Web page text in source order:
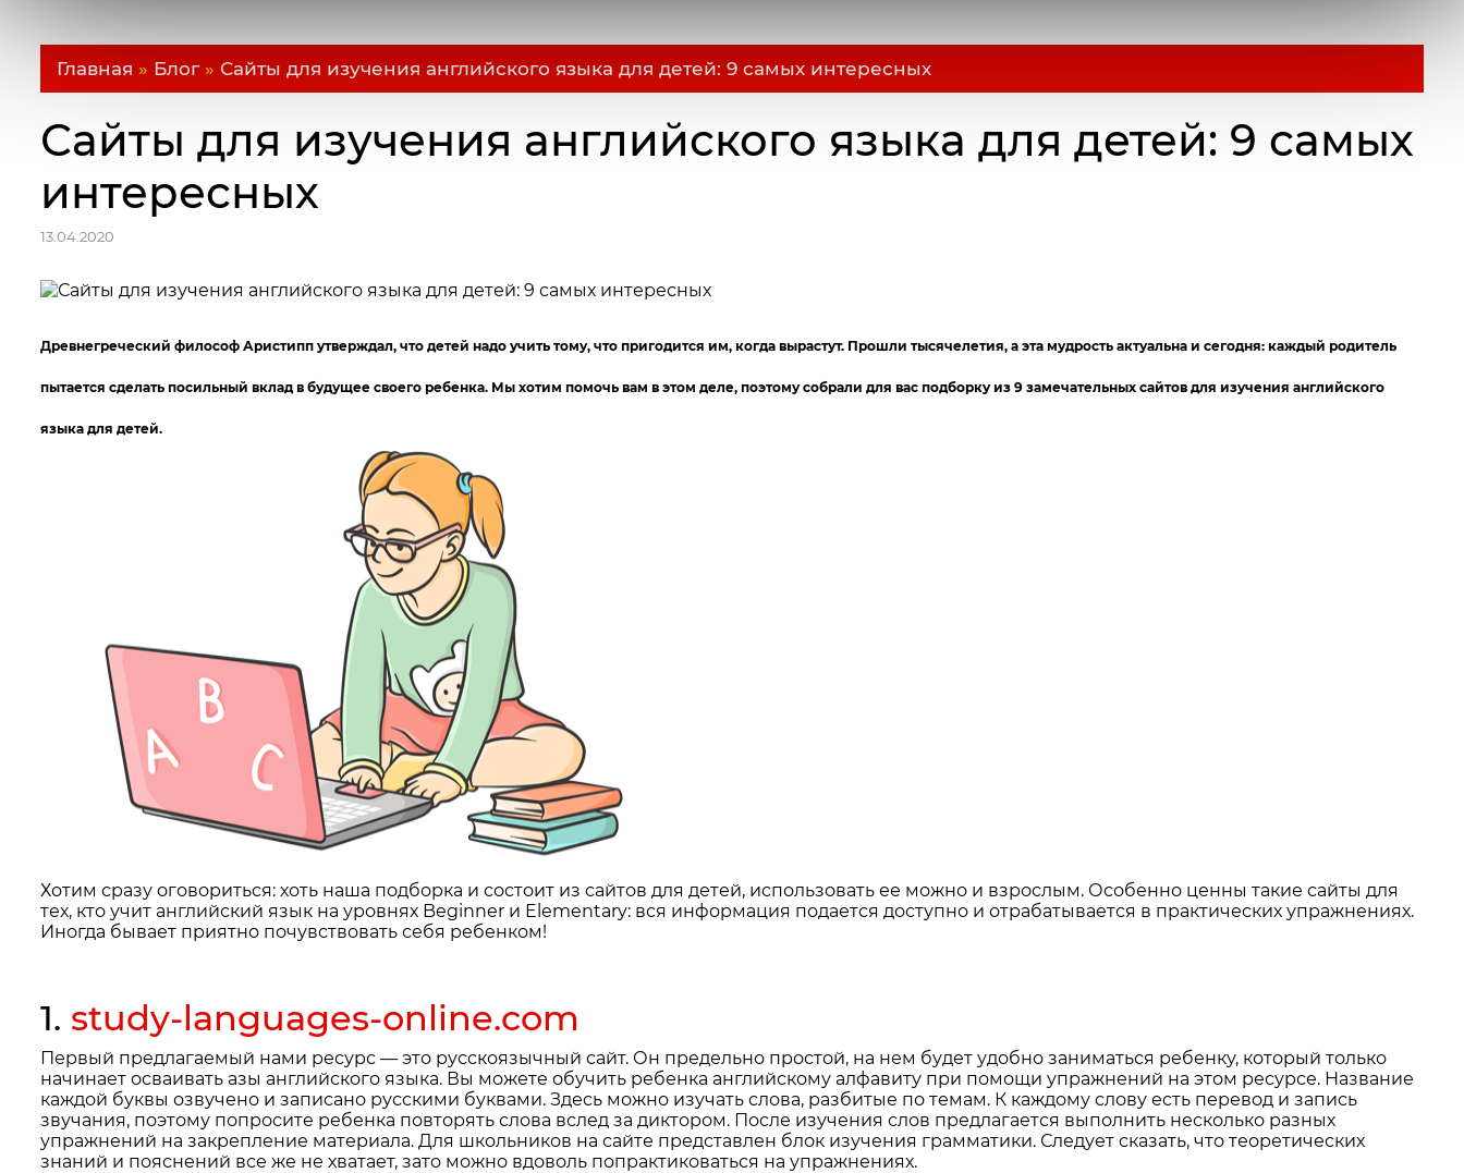
Главная » Блог» Сайты для изучения английского языка для детей: 9 самых интересных
Сайты для изучения английского языка для детей: 9 самых
интересных
13.04.2020
Древнегреческий философ Аристипп утверждал, что детей надо учить тому, что пригодится им, когда вырастут. Прошли тысячелетия, а эта мудрость актуальна и сегодня: каждый родитель
пытается сделать посильный вклад в будущее своего ребенка. Мы хотим помочь вам в этом деле, поэтому собрали для вас подборку из 9 замечательных сайтов для изучения английского
языка для детей.
Хотим сразу оговориться: хоть наша подборка и состоит из сайтов для детей, использовать ее можно и взрослым. Особенно ценны такие сайты для
тех, кто учит английский язык на уровнях Beginner и Elementary: вся информация подается доступно и отрабатывается в практических упражнениях.
Иногда бывает приятно почувствовать себя ребенком!
1. study-languages-online.com
Первый предлагаемый нами ресурс — это русскоязычный сайт. Он предельно простой, на нем будет удобно заниматься ребенку, который только
начинает осваивать азы английского языка. Вы можете обучить ребенка английскому алфавиту при помощи упражнений на этом ресурсе. Название
каждой буквы озвучено и записано русскими буквами. Здесь можно изучать слова, разбитые по темам. К каждому слову есть перевод и запись
звучания, поэтому попросите ребенка повторять слова вслед за диктором. После изучения слов предлагается выполнить несколько разных
упражнений на закрепление материала. Для школьников на сайте представлен блок изучения грамматики. Следует сказать, что теоретических
знаний и пояснений все же не хватает, зато можно вдоволь попрактиковаться на упражнениях.